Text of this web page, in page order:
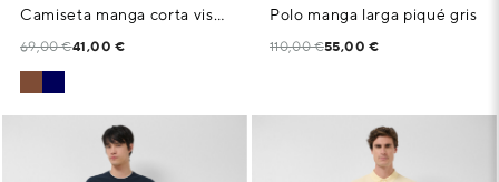
Camiseta manga corta visón con logo pecho
69,00 €41,00 €
Polo manga larga piqué gris
110,00 €55,00 €